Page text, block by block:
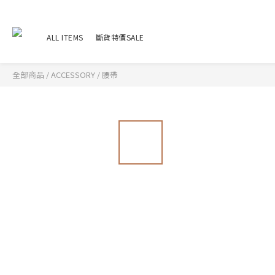
ALL ITEMS 斷貨特價SALE
全部商品 /ACCESSORY /腰帶